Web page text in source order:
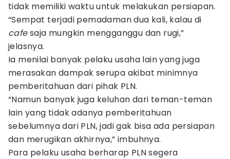
tidak memiliki waktu untuk melakukan persiapan.
“Sempat terjadi pemadaman dua kali, kalau di
cafesaja mungkin mengganggu dan rugi,”
jelasnya.
Ia menilai banyak pelaku usaha lain yang juga
merasakan dampak serupa akibat minimnya
pemberitahuan dari pihak PLN.
“Namun banyak juga keluhan dari teman-teman
lain yang tidak adanya pemberitahuan
sebelumnya dari PLN, jadi gak bisa ada persiapan
dan merugikan akhirnya,” imbuhnya.
Para pelaku usaha berharap PLN segera